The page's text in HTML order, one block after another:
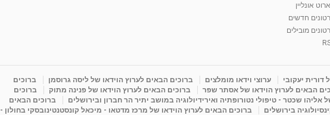
אונליין
חדשים
מובילים
דורית יעקובי ערוצי וידאו מומלצים ברוכים הבאים לערוץ הוידאו של ליסה גרוסמן
ברוכים
הבאים לערוץ הוידאו של אסתר שפר ברוכים הבאים לערוץ הוידאו של פנינה מתוק
ברוכים
אליהו שכטר - טיפולי נטורופתיה ואירידיולוגיה במושב יתיר הר חברון ובירושלים
ברוכים הבאים
בירושלים
ברוכים הבאים לערוץ הוידאו של מרכז מדטאו - מיכאל קונסטנטינובסקי בחולון -